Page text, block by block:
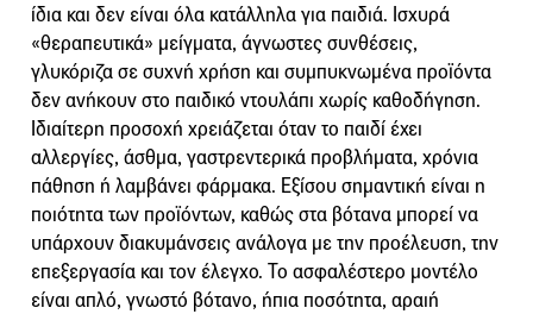
ίδια και δεν είναι όλα κατάλληλα για παιδιά. Ισχυρά
«θεραπευτικά» μείγματα, άγνωστες συνθέσεις,
γλυκόριζα σε συχνή χρήση και συμπυκνωμένα προϊόντα
δεν ανήκουν στο παιδικό ντουλάπι χωρίς καθοδήγηση.
Ιδιαίτερη προσοχή χρειάζεται όταν το παιδί έχει
αλλεργίες, άσθμα, γαστρεντερικά προβλήματα, χρόνια
πάθηση ή λαμβάνει φάρμακα. Εξίσου σημαντική είναι η
ποιότητα των προϊόντων, καθώς στα βότανα μπορεί να
υπάρχουν διακυμάνσεις ανάλογα με την προέλευση, την
επεξεργασία και τον έλεγχο. Το ασφαλέστερο μοντέλο
είναι απλό, γνωστό βότανο, ήπια ποσότητα, αραιή